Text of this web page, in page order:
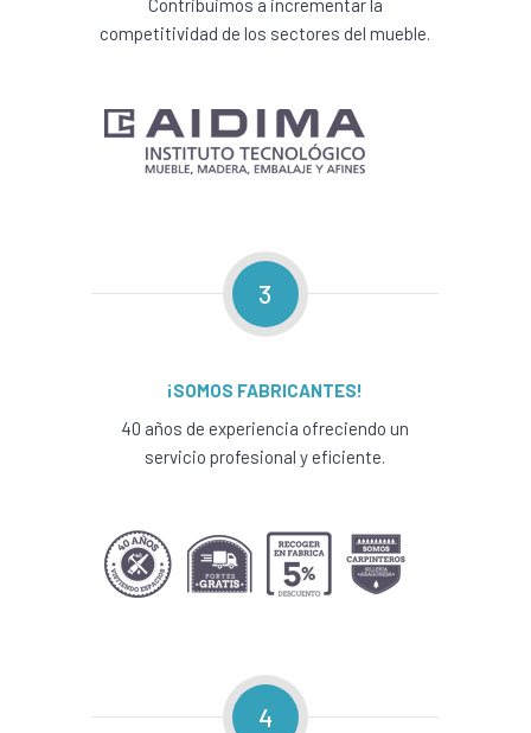
Contribuimos a incrementar la
competitividad de los sectores del mueble.
3
¡SOMOS FABRICANTES!
40 años de experiencia ofreciendo un
servicio profesional y eficiente.
4